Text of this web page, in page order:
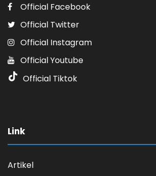
Official Facebook
Official Twitter
Official Instagram
Official Youtube
Official Tiktok
Link
Artikel